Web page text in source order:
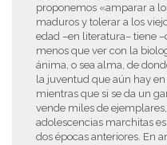
proponemos «amparar a
maduros y tolerar a los
edad –en literatura– tiene
menos que ver con la
ánima, o sea alma, de
la juventud que aún hay en
mientras que si se da un
vende miles de
adolescencias marchitas
dos épocas anteriores. En